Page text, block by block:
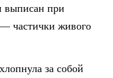
выписан при
частички живого
за собой